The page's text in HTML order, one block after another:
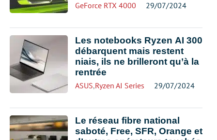
GeForce RTX 4000 29/07/2024
Les notebooks Ryzen AI 300
débarquent mais restent
niais, ils ne brilleront qu’à la
rentrée
ASUS,Ryzen AI Series 29/07/2024
Le réseau fibre national
saboté, Free, SFR, Orange et